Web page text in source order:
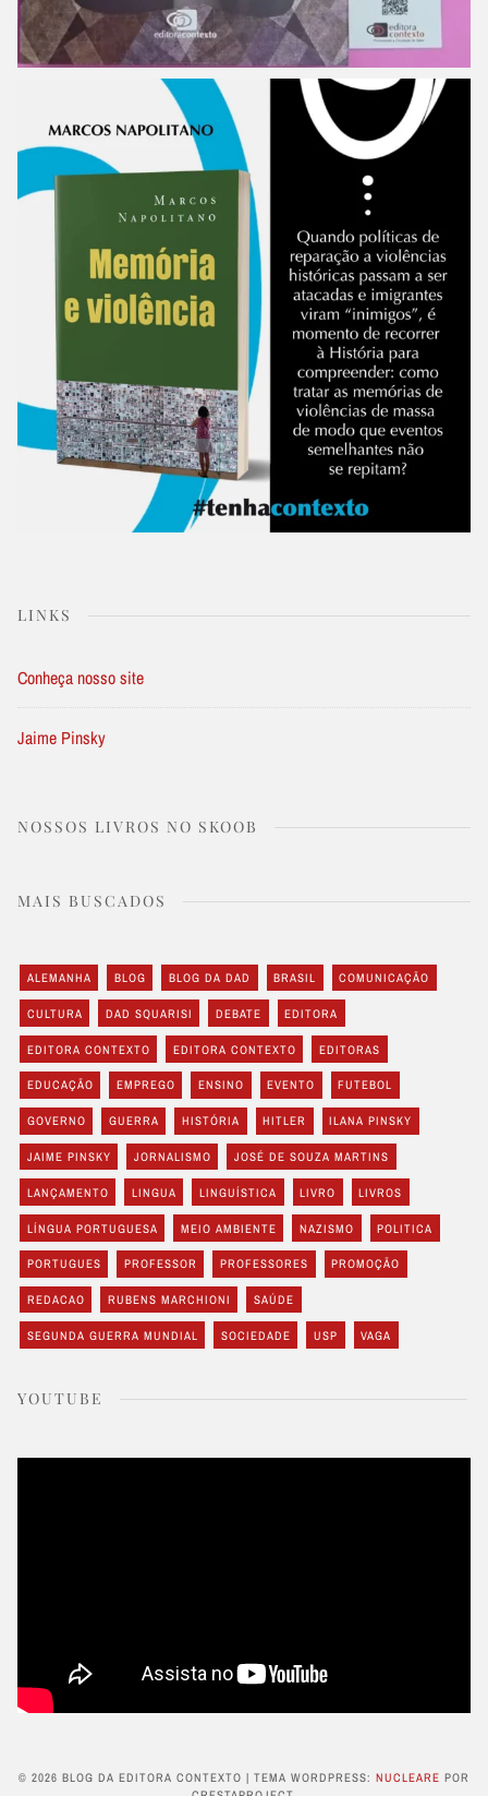
LINKS
Conheça nosso site
Jaime Pinsky
NOSSOS LIVROS NO SKOOB
MAIS BUSCADOS
ALEMANHA BLOG BLOG DA DAD BRASIL COMUNICAÇÃO
CULTURA DAD SQUARISI DEBATE EDITORA
EDITORA CONTEXTO EDITORA CONTEXTO EDITORAS
EDUCAÇÃO EMPREGO ENSINO EVENTO FUTEBOL
GOVERNO GUERRA HISTÓRIA HITLER ILANA PINSKY
JAIME PINSKY JORNALISMO JOSÉ DE SOUZA MARTINS
LANÇAMENTO LINGUA LINGUÍSTICA LIVRO LIVROS
LÍNGUA PORTUGUESA MEIO AMBIENTE NAZISMO POLITICA
PORTUGUES PROFESSOR PROFESSORES PROMOÇÃO
REDACAO RUBENS MARCHIONI SAÚDE
SEGUNDA GUERRA MUNDIAL SOCIEDADE USP VAGA
YOUTUBE
© 2026 BLOG DA EDITORA CONTEXTO | TEMA WORDPRESS: NUCLEARE POR